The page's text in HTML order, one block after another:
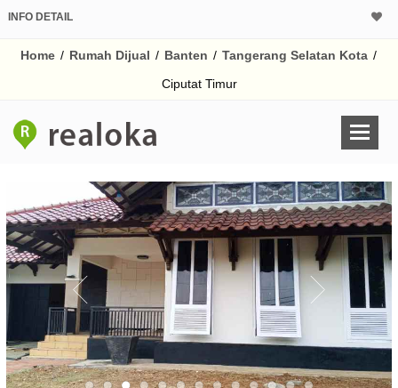
INFO DETAIL
Home / Rumah Dijual / Banten / Tangerang Selatan Kota /
Ciputat Timur
Harga Rp
% /th
Untuk hasil simulasi
pada kotak-
Simpan